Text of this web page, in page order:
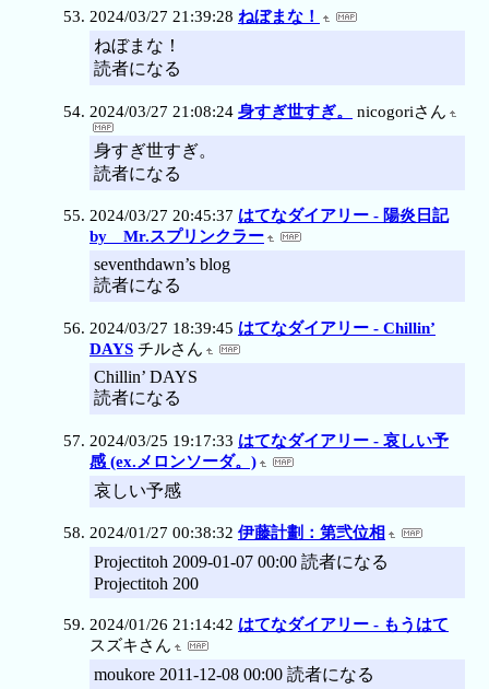
2024/03/27 21:39:28 ねぼまな！
ねぼまな！
読者になる
2024/03/27 21:08:24 身すぎ世すぎ。 nicogoriさん
身すぎ世すぎ。
読者になる
2024/03/27 20:45:37 はてなダイアリー - 陽炎日記
by Mr.スプリンクラー
seventhdawn’s blog
読者になる
2024/03/27 18:39:45 はてなダイアリー - Chillin’
DAYS チルさん
Chillin’ DAYS
読者になる
2024/03/25 19:17:33 はてなダイアリー - 哀しい予
感 (ex.メロンソーダ。)
哀しい予感
2024/01/27 00:38:32 伊藤計劃：第弐位相
Projectitoh 2009-01-07 00:00 読者になる
Projectitoh 200
2024/01/26 21:14:42 はてなダイアリー - もうはて
スズキさん
moukore 2011-12-08 00:00 読者になる